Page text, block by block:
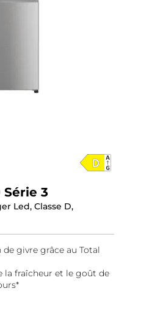
3
Led, Classe D,
givre grâce au Total
la fraîcheur et le goût de